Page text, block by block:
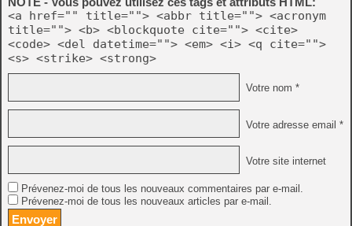
<a href="" title=""> <abbr title=""> <acronym
title=""> <b> <blockquote cite=""> <cite>
<code> <del datetime=""> <em> <i> <q cite="">
<s> <strike> <strong>
Votre nom *
Votre adresse email *
Votre site internet
Prévenez-moi de tous les nouveaux commentaires par e-mail.
Prévenez-moi de tous les nouveaux articles par e-mail.